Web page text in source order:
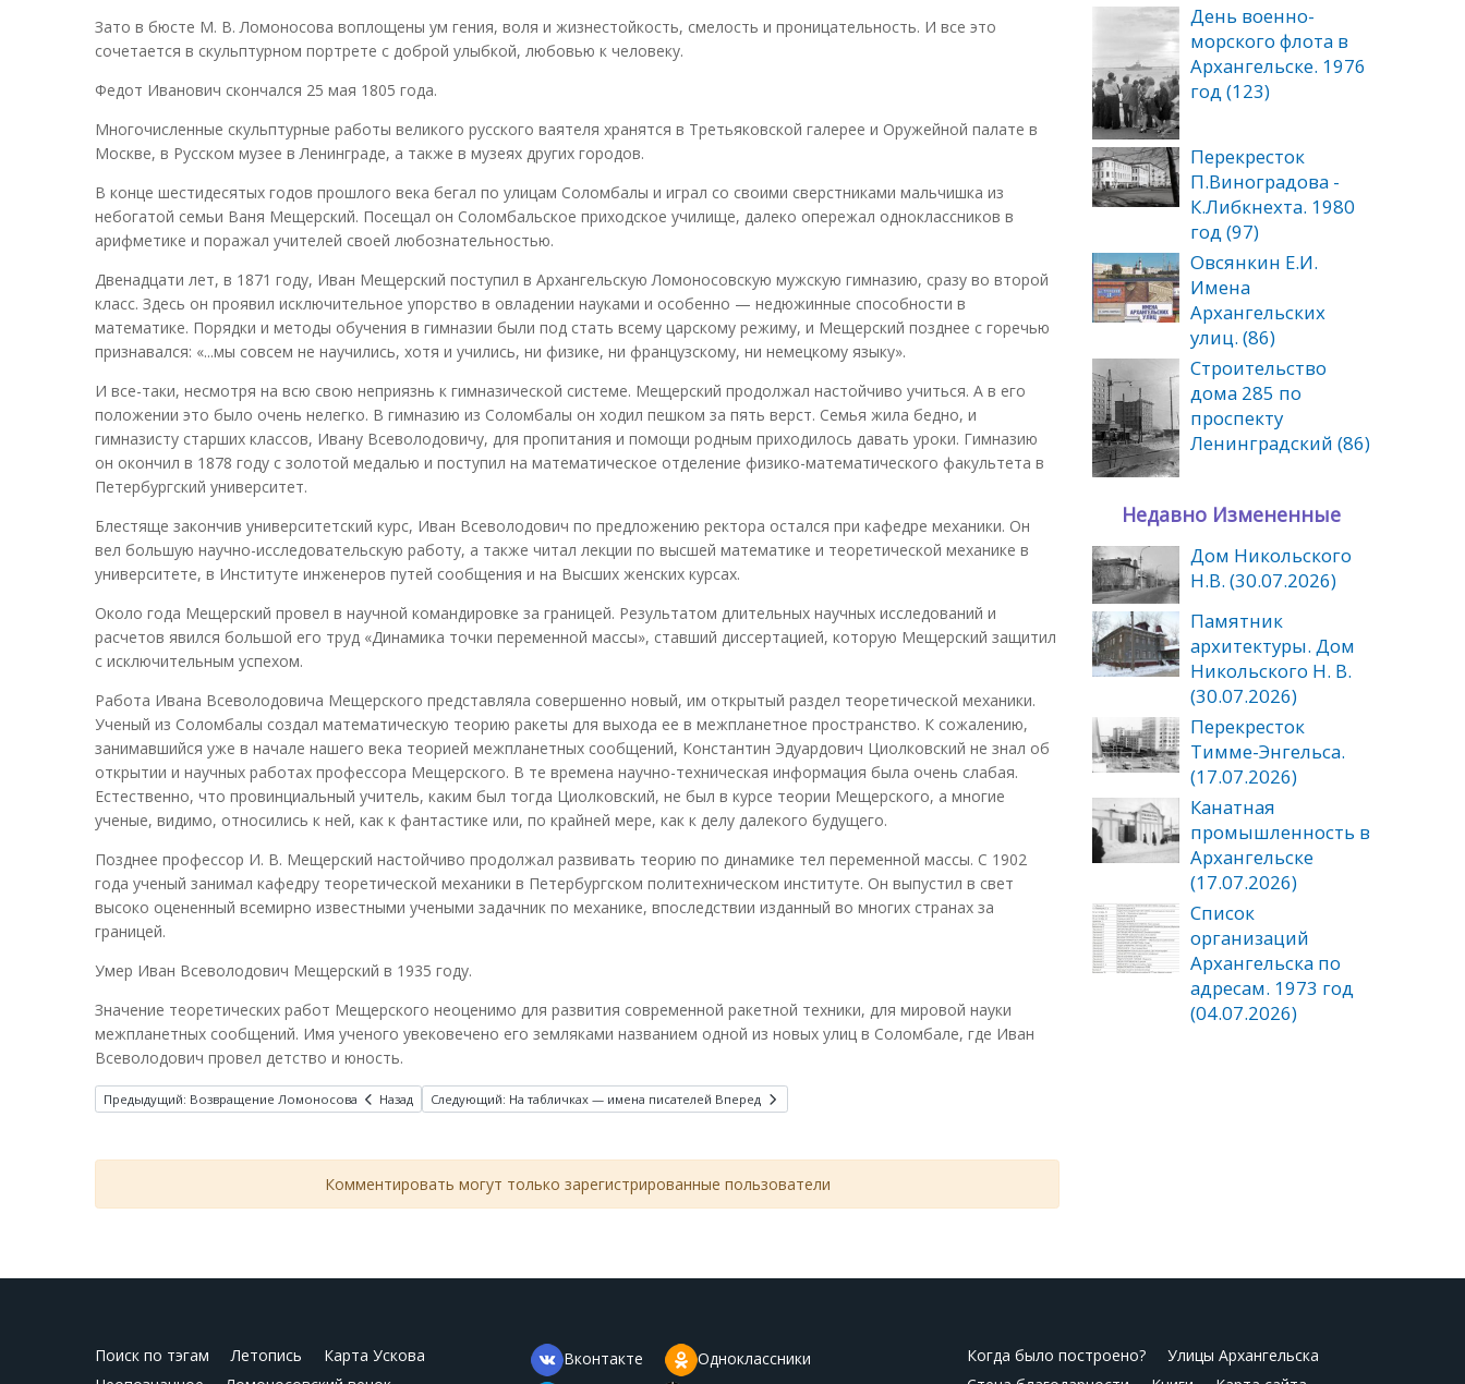
Зато в бюсте М. В. Ломоносова воплощены ум гения, воля и жизнестойкость, смелость и проницательность. И все это
сочетается в скульптурном портрете с доброй улыбкой, любовью к человеку.
Федот Иванович скончался 25 мая 1805 года.
Многочисленные скульптурные работы великого русского ваятеля хранятся в Третьяковской галерее и Оружейной палате в
Москве, в Русском музее в Ленинграде, а также в музеях других городов.
В конце шестидесятых годов прошлого века бегал по улицам Соломбалы и играл со своими сверстниками мальчишка из
небогатой семьи Ваня Мещерский. Посещал он Соломбальское приходское училище, далеко опережал одноклассников в
арифметике и поражал учителей своей любознательностью.
Двенадцати лет, в 1871 году, Иван Мещерский поступил в Архангельскую Ломоносовскую мужскую гимназию, сразу во второй
класс. Здесь он проявил исключительное упорство в овладении науками и особенно — недюжинные способности в
математике. Порядки и методы обучения в гимназии были под стать всему царскому режиму, и Мещерский позднее с горечью
признавался: «...мы совсем не научились, хотя и учились, ни физике, ни французскому, ни немецкому языку».
И все-таки, несмотря на всю свою неприязнь к гимназической системе. Мещерский продолжал настойчиво учиться. А в его
положении это было очень нелегко. В гимназию из Соломбалы он ходил пешком за пять верст. Семья жила бедно, и
гимназисту старших классов, Ивану Всеволодовичу, для пропитания и помощи родным приходилось давать уроки. Гимназию
он окончил в 1878 году с золотой медалью и поступил на математическое отделение физико-математического факультета в
Петербургский университет.
Блестяще закончив университетский курс, Иван Всеволодович по предложению ректора остался при кафедре механики. Он
вел большую научно-исследовательскую работу, а также читал лекции по высшей математике и теоретической механике в
университете, в Институте инженеров путей сообщения и на Высших женских курсах.
Около года Мещерский провел в научной командировке за границей. Результатом длительных научных исследований и
расчетов явился большой его труд «Динамика точки переменной массы», ставший диссертацией, которую Мещерский защитил
с исключительным успехом.
Работа Ивана Всеволодовича Мещерского представляла совершенно новый, им открытый раздел теоретической механики.
Ученый из Соломбалы создал математическую теорию ракеты для выхода ее в межпланетное пространство. К сожалению,
занимавшийся уже в начале нашего века теорией межпланетных сообщений, Константин Эдуардович Циолковский не знал об
открытии и научных работах профессора Мещерского. В те времена научно-техническая информация была очень слабая.
Естественно, что провинциальный учитель, каким был тогда Циолковский, не был в курсе теории Мещерского, а многие
ученые, видимо, относились к ней, как к фантастике или, по крайней мере, как к делу далекого будущего.
Позднее профессор И. В. Мещерский настойчиво продолжал развивать теорию по динамике тел переменной массы. С 1902
года ученый занимал кафедру теоретической механики в Петербургском политехническом институте. Он выпустил в свет
высоко оцененный всемирно известными учеными задачник по механике, впоследствии изданный во многих странах за
границей.
Умер Иван Всеволодович Мещерский в 1935 году.
Значение теоретических работ Мещерского неоценимо для развития современной ракетной техники, для мировой науки
межпланетных сообщений. Имя ученого увековечено его земляками названием одной из новых улиц в Соломбале, где Иван
Всеволодович провел детство и юность.
Предыдущий: Возвращение Ломоносова Назад Следующий: На табличках — имена писателей Вперед
Комментировать могут только зарегистрированные пользователи
День военно-
морского флота в
Архангельске. 1976
год (123)
Перекресток
П.Виноградова -
К.Либкнехта. 1980
год (97)
Овсянкин Е.И.
Имена
Архангельских
улиц. (86)
Cтроительство
дома 285 по
проспекту
Ленинградский (86)
Недавно Измененные
Дом Никольского
Н.В. (30.07.2026)
Памятник
архитектуры. Дом
Никольского Н. В.
(30.07.2026)
Перекресток
Тимме-Энгельса.
(17.07.2026)
Канатная
промышленность в
Архангельске
(17.07.2026)
Список
организаций
Архангельска по
адресам. 1973 год
(04.07.2026)
Поиск по тэгам Летопись
Карта Ускова
Вконтакте Одноклассники Когда было построено?
Улицы Архангельска